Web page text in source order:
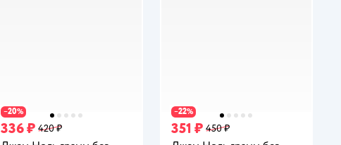
−20%
336 ₽ 420 ₽
−22%
351 ₽ 450 ₽